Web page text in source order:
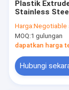
Plastik
Stainless
× 32 Tenunan
Belanda
Harga:Negotiable according to
MOQ:1 gulungan
dapatkan harga
Hubungi